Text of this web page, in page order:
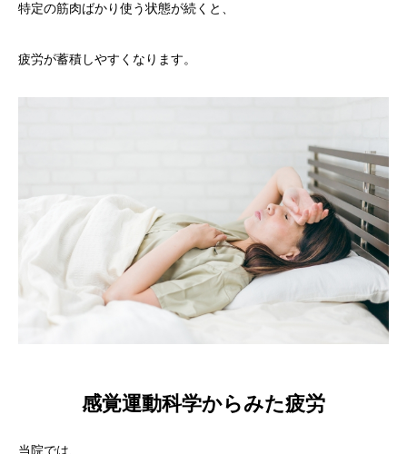
特定の筋肉ばかり使う状態が続くと、
疲労が蓄積しやすくなります。
感覚運動科学からみた疲労
当院では、